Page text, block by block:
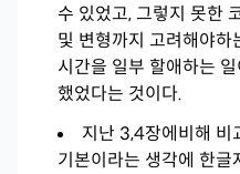
수 있었고, 그렇지 못한
및 변형까지 고려해야
시간을 일부 할애하는
했었다는 것이다.
지난 3,4장에비해 비
기본이라는 생각에 한